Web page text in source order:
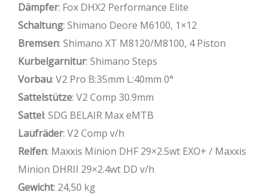
Dämpfer: Fox DHX2 Performance Elite
Schaltung: Shimano Deore M6100, 1×12
Bremsen: Shimano XT M8120/M8100, 4 Piston
Kurbelgarnitur: Shimano Steps
Vorbau: V2 Pro B:35mm L:40mm 0°
Sattelstütze: V2 Comp 30.9mm
Sattel: SDG BELAIR Max eMTB
Laufräder: V2 Comp v/h
Reifen: Maxxis Minion DHF 29×2.5wt EXO+ / Maxxis
Minion DHRII 29×2.4wt DD v/h
Gewicht: 24,50 kg